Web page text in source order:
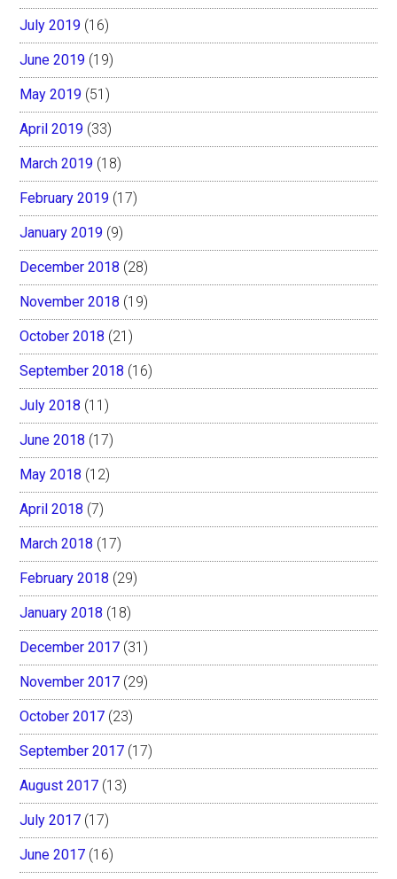
July 2019 (16)
June 2019 (19)
May 2019 (51)
April 2019 (33)
March 2019 (18)
February 2019 (17)
January 2019 (9)
December 2018 (28)
November 2018 (19)
October 2018 (21)
September 2018 (16)
July 2018 (11)
June 2018 (17)
May 2018 (12)
April 2018 (7)
March 2018 (17)
February 2018 (29)
January 2018 (18)
December 2017 (31)
November 2017 (29)
October 2017 (23)
September 2017 (17)
August 2017 (13)
July 2017 (17)
June 2017 (16)